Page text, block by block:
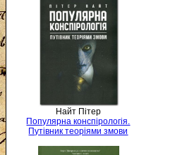
Найт Пітер
Популярна конспірологія.
Путівник теоріями змови